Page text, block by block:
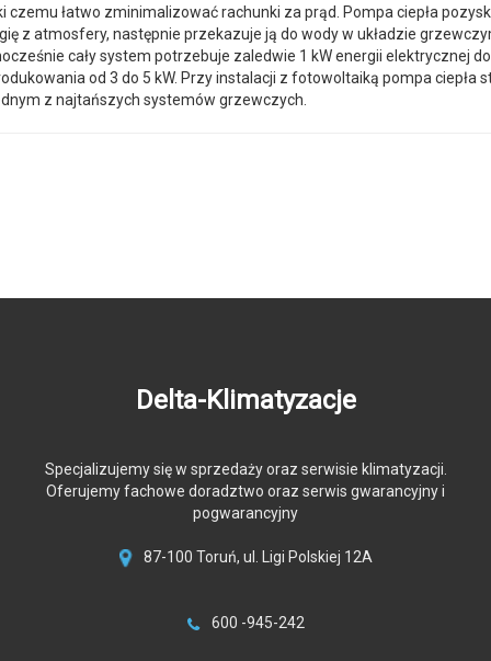
czemu łatwo zminimalizować rachunki za prąd. Pompa ciepła
z atmosfery, następnie przekazuje ją do wody w układzie
cały system potrzebuje zaledwie 1 kW energii elektrycznej do
od 3 do 5 kW. Przy instalacji z fotowoltaiką pompa ciepła
z najtańszych systemów grzewczych.
Delta-Klimatyzacje
Specjalizujemy się w sprzedaży oraz serwisie klimatyzacji.
Oferujemy fachowe doradztwo oraz serwis gwarancyjny i
pogwarancyjny
87-100 Toruń, ul. Ligi Polskiej 12A
600 -945-242